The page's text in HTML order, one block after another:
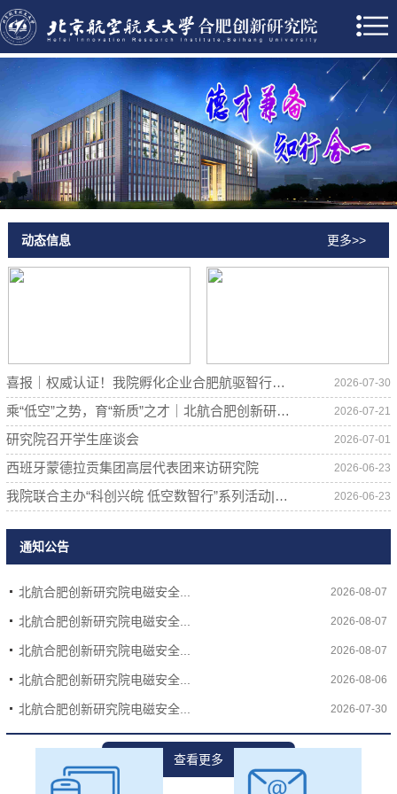
动态信息 更多>>
喜报｜权威认证！我院孵化企业合肥航驱智行斩获「智净者・2026」环卫机器人 A 级评价 2026-07-30
乘“低空”之势，育“新质”之才｜北航合肥创新研究院首期低空经济专题研修班顺利结业 2026-07-21
研究院召开学生座谈会 2026-07-01
西班牙蒙德拉贡集团高层代表团来访研究院 2026-06-23
我院联合主办“科创兴皖 低空数智行”系列活动|聚焦场景与人才，共筑低空生态 2026-06-23
通知公告
北航合肥创新研究院电磁安全... 2026-08-07
北航合肥创新研究院电磁安全... 2026-08-07
北航合肥创新研究院电磁安全... 2026-08-07
北航合肥创新研究院电磁安全... 2026-08-06
北航合肥创新研究院电磁安全... 2026-07-30
查看更多